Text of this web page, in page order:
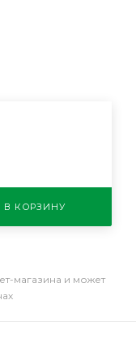
В КОРЗИНУ
магазина и может